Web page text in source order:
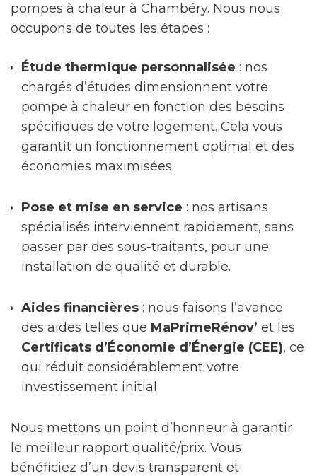
pompes à chaleur à Chambéry. Nous nous
occupons de toutes les étapes :
Étude thermique personnalisée : nos
chargés d’études dimensionnent votre
pompe à chaleur en fonction des besoins
spécifiques de votre logement. Cela vous
garantit un fonctionnement optimal et des
économies maximisées.
Pose et mise en service : nos artisans
spécialisés interviennent rapidement, sans
passer par des sous-traitants, pour une
installation de qualité et durable.
Aides financières : nous faisons l’avance
des aides telles que MaPrimeRénov’ et les
Certificats d’Économie d’Énergie (CEE), ce
qui réduit considérablement votre
investissement initial.
Nous mettons un point d’honneur à garantir
le meilleur rapport qualité/prix. Vous
bénéficiez d’un devis transparent et